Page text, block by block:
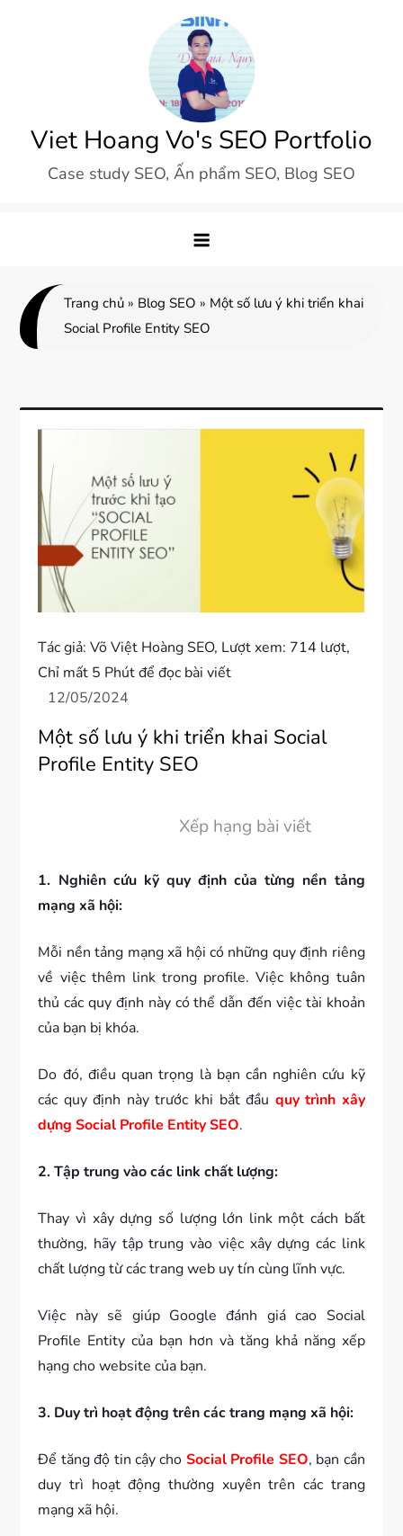
Viet Hoang Vo's SEO Portfolio
Case study SEO, Ấn phẩm SEO, Blog SEO
Trang chủ » Blog SEO » Một số lưu ý khi triển khai
Social Profile Entity SEO
Tác giả:Võ Việt Hoàng SEO, Lượt xem: 714 lượt,
Chỉ mất 5 Phút để đọc bài viết
Một số lưu ý khi triển khai Social
Profile Entity SEO
Xếp hạng bài viết
1. Nghiên cứu kỹ quy định của từng nền tảng
mạng xã hội:
Mỗi nền tảng mạng xã hội có những quy định riêng
về việc thêm link trong profile. Việc không tuân
thủ các quy định này có thể dẫn đến việc tài khoản
của bạn bị khóa.
Do đó, điều quan trọng là bạn cần nghiên cứu kỹ
các quy định này trước khi bắt đầu quy trình xây
dựng Social Profile Entity SEO.
2. Tập trung vào các link chất lượng:
Thay vì xây dựng số lượng lớn link một cách bất
thường, hãy tập trung vào việc xây dựng các link
chất lượng từ các trang web uy tín cùng lĩnh vực.
Việc này sẽ giúp Google đánh giá cao Social
Profile Entity của bạn hơn và tăng khả năng xếp
hạng cho website của bạn.
3. Duy trì hoạt động trên các trang mạng xã hội:
Để tăng độ tin cậy cho Social Profile SEO, bạn cần
duy trì hoạt động thường xuyên trên các trang
mạng xã hội.